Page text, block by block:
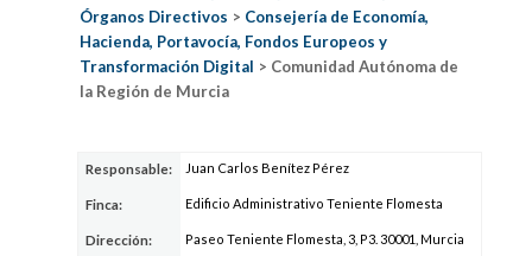
Órganos Directivos > Consejería de Economía,
Hacienda, Portavocía, Fondos Europeos y
Transformación Digital > Comunidad Autónoma de
la Región de Murcia
Responsable: Juan Carlos Benítez Pérez
Finca: Edificio Administrativo Teniente Flomesta
Dirección: Paseo Teniente Flomesta, 3, P3. 30001, Murcia